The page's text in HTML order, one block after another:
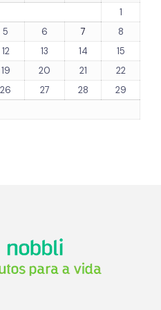
1
5 6 7
8
12 13 14
15
19 20 21
22
26 27 28
29